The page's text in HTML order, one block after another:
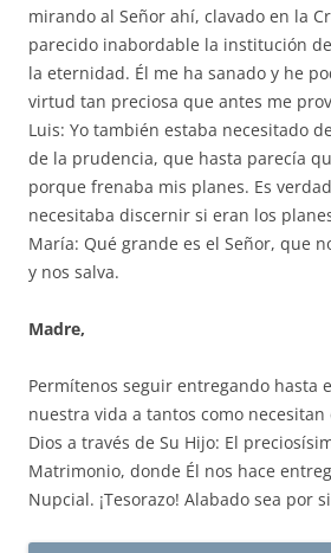
mirando al Señor ahí, clavado en la
parecido inabordable la institución
la eternidad. Él me ha sanado y he
virtud tan preciosa que antes me
Luis: Yo también estaba necesitado
de la prudencia, que hasta parecía
porque frenaba mis planes. Es
necesitaba discernir si eran los
María: Qué grande es el Señor, que
y nos salva.
Madre,
Permítenos seguir entregando hasta
nuestra vida a tantos como
Dios a través de Su Hijo: El
Matrimonio, donde Él nos hace
Nupcial. ¡Tesorazo! Alabado sea por